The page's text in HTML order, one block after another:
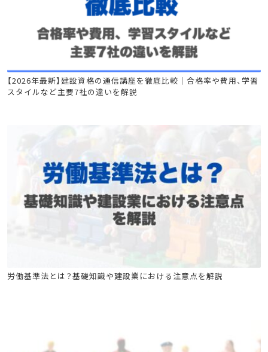
特別教育
【2026年最新】建設資格の通信講座を徹底比較｜合格率や費用、学習
スタイルなど主要7社の違いを解説
特別教育
労働基準法とは？基礎知識や建設業における注意点を解説